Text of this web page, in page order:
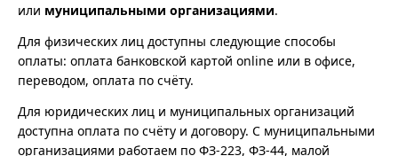
или муниципальными организациями.
Для физических лиц доступны следующие способы
оплаты: оплата банковской картой online или в офисе,
переводом, оплата по счёту.
Для юридических лиц и муниципальных организаций
доступна оплата по счёту и договору. С муниципальными
организациями работаем по ФЗ-223, ФЗ-44, малой